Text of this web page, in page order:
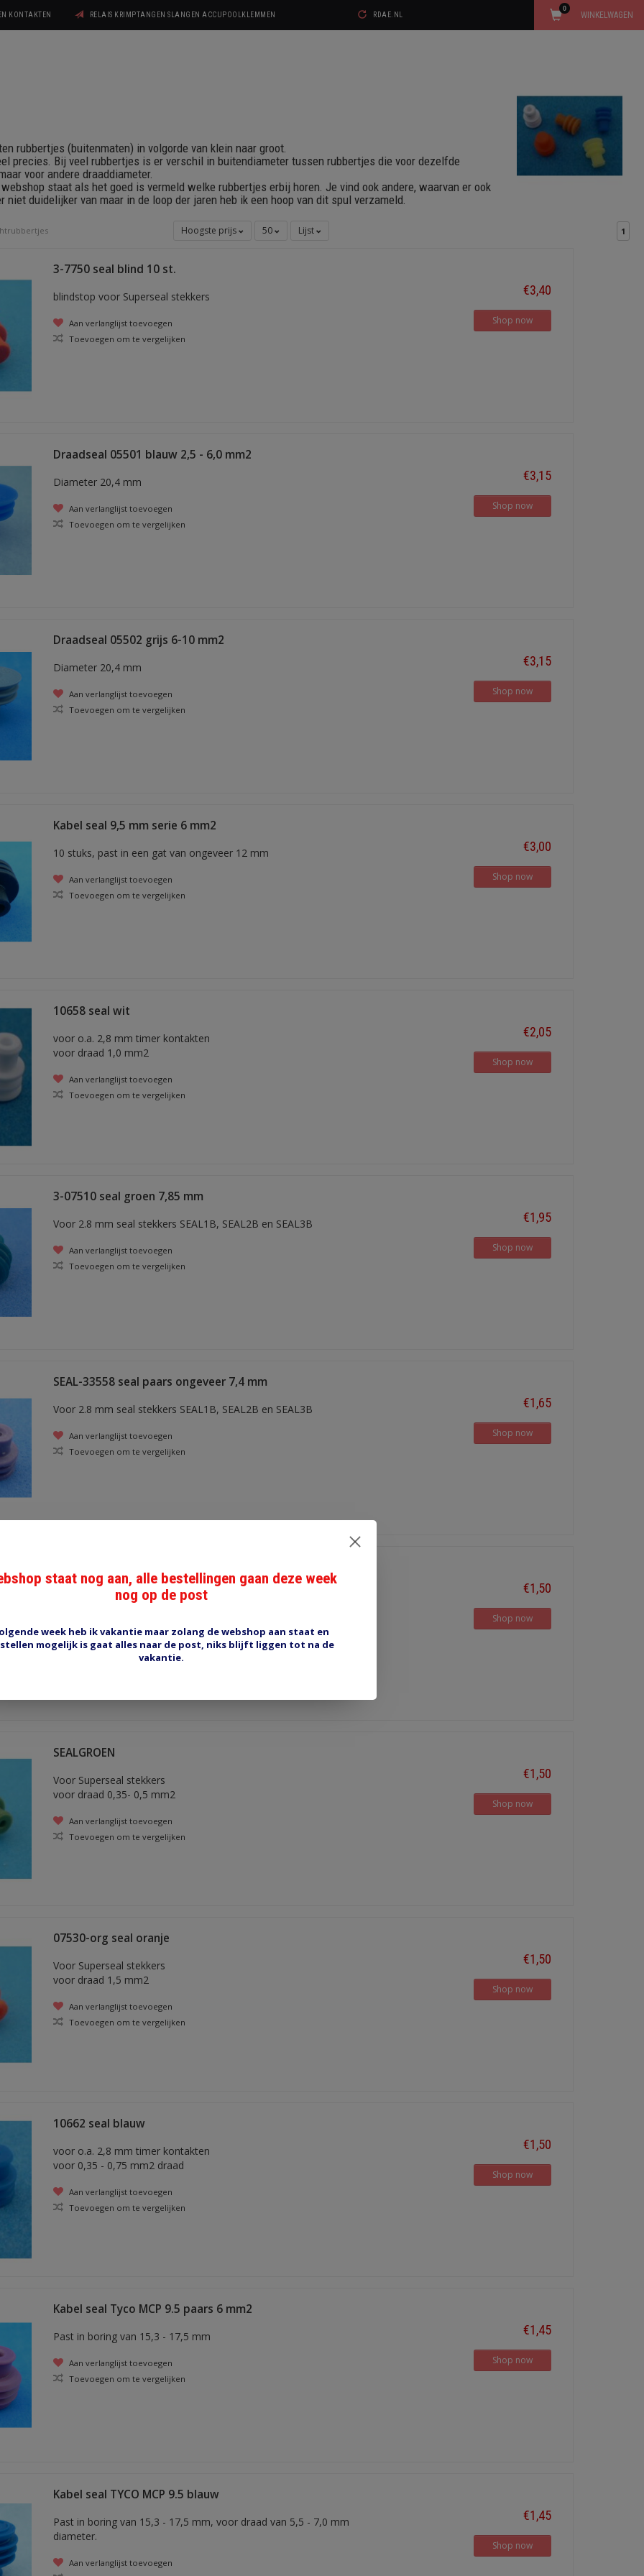
KONTAKTEN RELAIS KRIMPTANGEN SLANGEN ACCUPOOLKLEMMEN RDAE.NL WINKELWAGEN
0
rubbertjes (buitenmaten) in volgorde van klein naar groot.
precies. Bij veel rubbertjes is er verschil in buitendiameter tussen rubbertjes die voor dezelfde
voor andere draaddiameter.
staat als het goed is vermeld welke rubbertjes erbij horen. Je vind ook andere, waarvan er ook
duidelijker van maar in de loop der jaren heb ik een hoop van dit spul verzameld.
Hoogste prijs 50 Lijst 1
3-7750 seal blind 10 st.
blindstop voor Superseal stekkers
Aan verlanglijst toevoegen
Toevoegen om te vergelijken
€3,40
Shop now
Draadseal 05501 blauw 2,5 - 6,0 mm2
Diameter 20,4 mm
Aan verlanglijst toevoegen
Toevoegen om te vergelijken
€3,15
Shop now
Draadseal 05502 grijs 6-10 mm2
Diameter 20,4 mm
Aan verlanglijst toevoegen
Toevoegen om te vergelijken
€3,15
Shop now
Kabel seal 9,5 mm serie 6 mm2
10 stuks, past in een gat van ongeveer 12 mm
Aan verlanglijst toevoegen
Toevoegen om te vergelijken
€3,00
Shop now
10658 seal wit
voor o.a. 2,8 mm timer kontakten
voor draad 1,0 mm2
Aan verlanglijst toevoegen
Toevoegen om te vergelijken
€2,05
Shop now
3-07510 seal groen 7,85 mm
Voor 2.8 mm seal stekkers SEAL1B, SEAL2B en SEAL3B
Aan verlanglijst toevoegen
Toevoegen om te vergelijken
€1,95
Shop now
SEAL-33558 seal paars ongeveer 7,4 mm
Voor 2.8 mm seal stekkers SEAL1B, SEAL2B en SEAL3B
Aan verlanglijst toevoegen
Toevoegen om te vergelijken
€1,65
Shop now
voor draad 0,35- 0,5 mm2
Toevoegen om te vergelijken
€1,50
Shop now
SEALGROEN
Voor Superseal stekkers
voor draad 0,35- 0,5 mm2
Aan verlanglijst toevoegen
Toevoegen om te vergelijken
€1,50
Shop now
07530-org seal oranje
Voor Superseal stekkers
voor draad 1,5 mm2
Aan verlanglijst toevoegen
Toevoegen om te vergelijken
€1,50
Shop now
10662 seal blauw
voor o.a. 2,8 mm timer kontakten
voor 0,35 - 0,75 mm2 draad
Aan verlanglijst toevoegen
Toevoegen om te vergelijken
€1,50
Shop now
Kabel seal Tyco MCP 9.5 paars 6 mm2
Past in boring van 15,3 - 17,5 mm
Aan verlanglijst toevoegen
Toevoegen om te vergelijken
€1,45
Shop now
Kabel seal TYCO MCP 9.5 blauw
Past in boring van 15,3 - 17,5 mm, voor draad van 5,5 - 7,0 mm
diameter.
Aan verlanglijst toevoegen
€1,45
Shop now
staat nog aan, alle bestellingen gaan deze week
nog op de post
week heb ik vakantie maar zolang de webshop aan staat en
mogelijk is gaat alles naar de post, niks blijft liggen tot na de
vakantie.